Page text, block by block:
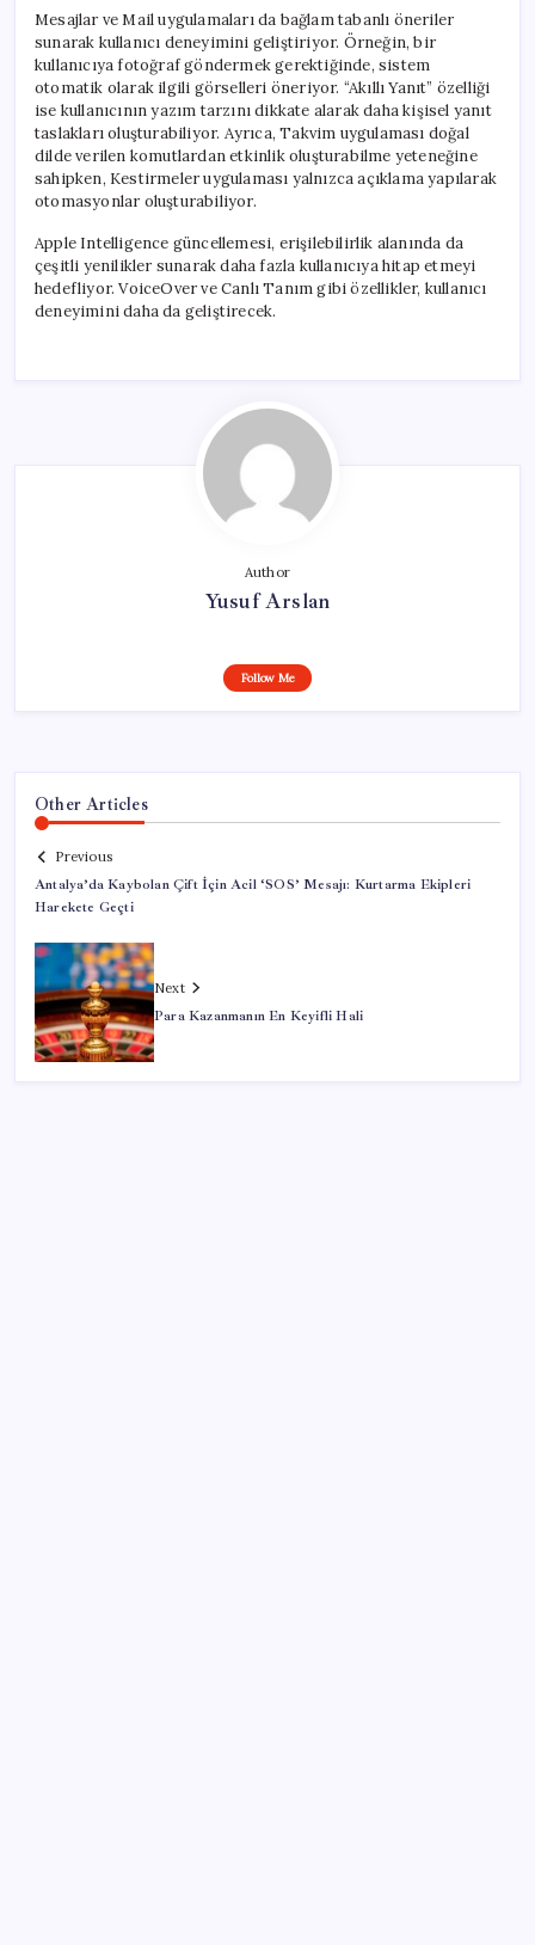
Mesajlar ve Mail uygulamaları da bağlam tabanlı öneriler
sunarak kullanıcı deneyimini geliştiriyor. Örneğin, bir
kullanıcıya fotoğraf göndermek gerektiğinde, sistem
otomatik olarak ilgili görselleri öneriyor. “Akıllı Yanıt” özelliği
ise kullanıcının yazım tarzını dikkate alarak daha kişisel yanıt
taslakları oluşturabiliyor. Ayrıca, Takvim uygulaması doğal
dilde verilen komutlardan etkinlik oluşturabilme yeteneğine
sahipken, Kestirmeler uygulaması yalnızca açıklama yapılarak
otomasyonlar oluşturabiliyor.
Apple Intelligence güncellemesi, erişilebilirlik alanında da
çeşitli yenilikler sunarak daha fazla kullanıcıya hitap etmeyi
hedefliyor. VoiceOver ve Canlı Tanım gibi özellikler, kullanıcı
deneyimini daha da geliştirecek.
Author
Yusuf Arslan
Follow Me
Other Articles
Previous
Antalya’da Kaybolan Çift İçin Acil ‘SOS’ Mesajı: Kurtarma Ekipleri
Harekete Geçti
Next
Para Kazanmanın En Keyifli Hali